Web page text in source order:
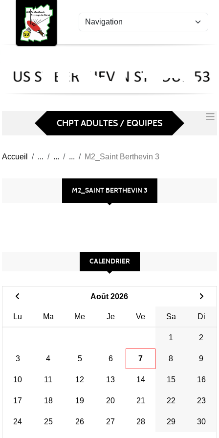
US
St
53
CHPT ADULTES / EQUIPES
Accueil M2_Saint Berthevin 3
M2_SAINT BERTHEVIN 3
CALENDRIER
Août 2026
Lu Ma Me Je Ve Sa Di
1 2
3 4 5 6 7 8 9
10 11 12 13 14 15 16
17 18 19 20 21 22 23
24 25 26 27 28 29 30
Panneau de gestion des cookies